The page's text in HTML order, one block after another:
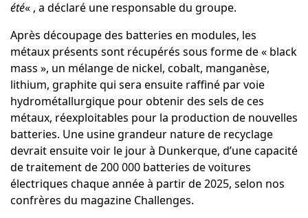
été« , a déclaré une responsable du groupe.
Après découpage des batteries en modules, les
métaux présents sont récupérés sous forme de « black
mass », un mélange de nickel, cobalt, manganèse,
lithium, graphite qui sera ensuite raffiné par voie
hydrométallurgique pour obtenir des sels de ces
métaux, réexploitables pour la production de nouvelles
batteries. Une usine grandeur nature de recyclage
devrait ensuite voir le jour à Dunkerque, d’une capacité
de traitement de 200 000 batteries de voitures
électriques chaque année à partir de 2025, selon nos
confrères du magazine Challenges.